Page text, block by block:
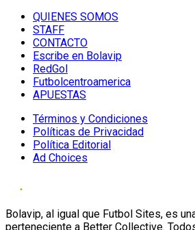
QUIENES SOMOS
STAFF
CONTACTO
Escribe en Bolavip
RedGol
Futbolcentroamerica
APUESTAS
Términos y Condiciones
Políticas de Privacidad
Política Editorial
Ad Choices
Bolavip, al igual que Futbol Sites, es
perteneciente a Better Collective.